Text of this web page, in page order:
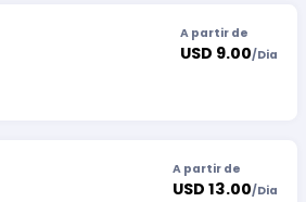
A partir de
USD 9.00/Dia
A partir de
USD 13.00/Dia